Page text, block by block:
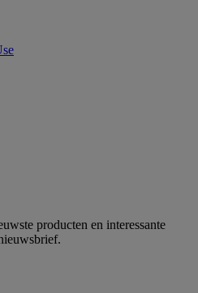
producten en interessante